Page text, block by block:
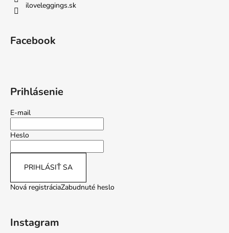
iloveleggings.sk
Facebook
Prihlásenie
E-mail
Heslo
PRIHLÁSIŤ SA
Nová registráciaZabudnuté heslo
Instagram